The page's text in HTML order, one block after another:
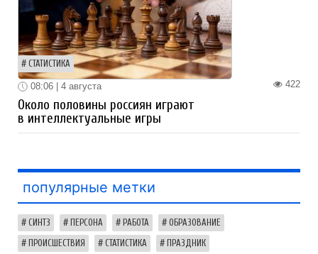
СТАТИСТИКА
422
08:06 | 4 августа
Около половины россиян играют
в интеллектуальные игры
популярные метки
СИНТЗ ПЕРСОНА РАБОТА ОБРАЗОВАНИЕ
ПРОИСШЕСТВИЯ СТАТИСТИКА ПРАЗДНИК